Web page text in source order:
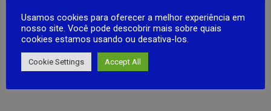
jogo de terror e sobrveivencia tem modo multijogador de
até 4 jogadore simultaneos. Colete recursos e armas para
desvende enigmas e …
FULL ARTICLE
Usamos cookies para oferecer a melhor experiência em
nosso site. Você pode descobrir mais sobre quais
cookies estamos usando ou desativa-los.
Cookie Settings Accept All